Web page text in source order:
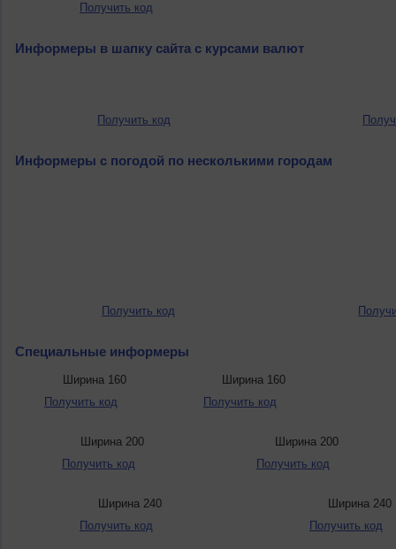
Получить код
Информеры в шапку сайта с курсами валют
Получить код
Информеры с погодой по несколькими городам
Получить код
Специальные информеры
Ширина 160
Получить код
Ширина 160
Получить код
Ширина 200
Получить код
Ширина 200
Получить код
Ширина 240
Получить код
Ширина 240
Получить код